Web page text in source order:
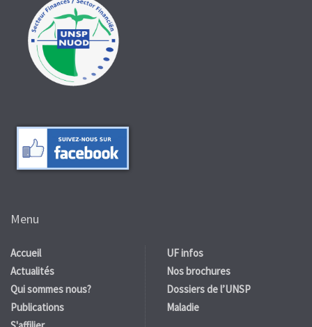
Menu
Accueil
Actualités
Qui sommes nous?
Publications
UF infos
Nos brochures
Dossiers de l’UNSP
Maladie